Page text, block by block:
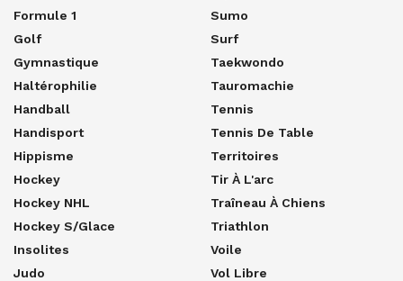
Formule 1
Golf
Gymnastique
Haltérophilie
Handball
Handisport
Hippisme
Hockey
Hockey NHL
Hockey S/glace
Insolites
Judo
Sumo
Surf
Taekwondo
Tauromachie
Tennis
Tennis De Table
Territoires
Tir À L'arc
Traîneau À Chiens
Triathlon
Voile
Vol Libre